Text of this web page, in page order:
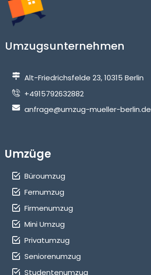
Umzugsunternehmen
Alt-Friedrichsfelde 23, 10315 Berlin
+4915792632882
anfrage@umzug-mueller-berlin.de
Umzüge
Büroumzug
Fernumzug
Firmenumzug
Mini Umzug
Privatumzug
Seniorenumzug
Studentenumzug